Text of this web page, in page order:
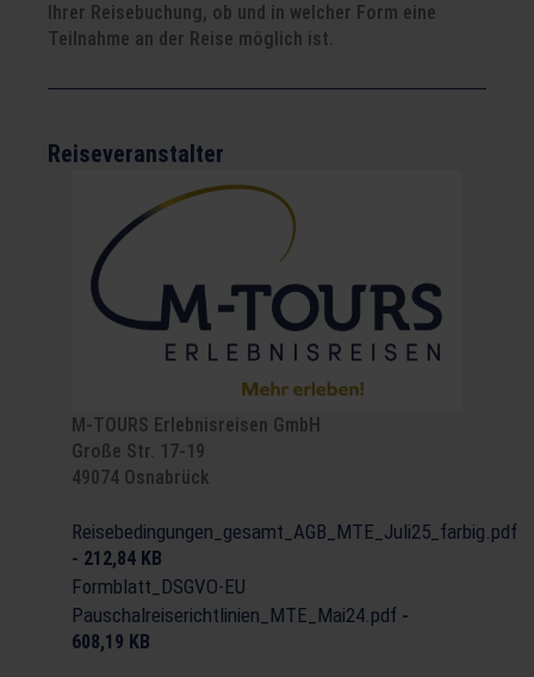
Ihrer Reisebuchung, ob und in welcher Form eine
Teilnahme an der Reise möglich ist.
Reiseveranstalter
M-TOURS Erlebnisreisen GmbH
Große Str. 17-19
49074 Osnabrück
Reisebedingungen_gesamt_AGB_MTE_Juli25_farbig.pdf
- 212,84 KB
Formblatt_DSGVO-EU
Pauschalreiserichtlinien_MTE_Mai24.pdf -
608,19 KB